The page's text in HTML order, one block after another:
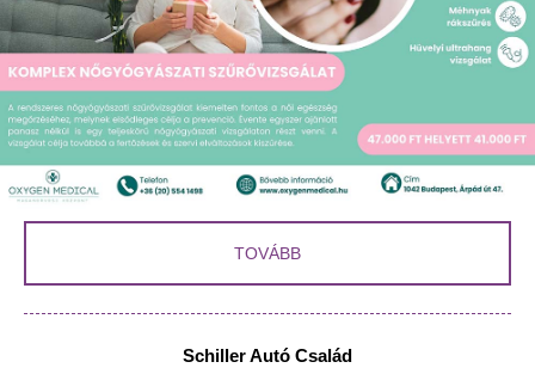
TOVÁBB
Schiller Autó Család